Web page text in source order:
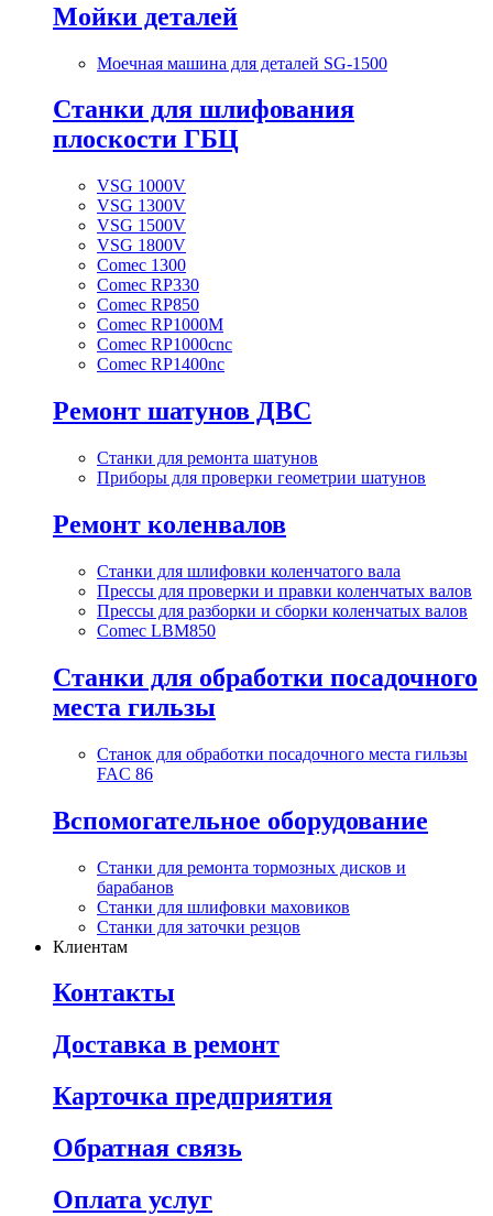
Мойки деталей
Моечная машина для деталей SG-1500
Станки для шлифования
плоскости ГБЦ
VSG 1000V
VSG 1300V
VSG 1500V
VSG 1800V
Comec 1300
Comec RP330
Comec RP850
Comec RP1000M
Comec RP1000cnc
Comec RP1400nc
Ремонт шатунов ДВС
Станки для ремонта шатунов
Приборы для проверки геометрии шатунов
Ремонт коленвалов
Станки для шлифовки коленчатого вала
Прессы для проверки и правки коленчатых валов
Прессы для разборки и сборки коленчатых валов
Comec LBM850
Станки для обработки посадочного
места гильзы
Станок для обработки посадочного места гильзы
FAC 86
Вспомогательное оборудование
Станки для ремонта тормозных дисков и
барабанов
Станки для шлифовки маховиков
Станки для заточки резцов
Клиентам
Контакты
Доставка в ремонт
Карточка предприятия
Обратная связь
Оплата услуг